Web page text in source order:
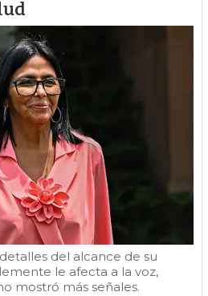
del alcance de su
le afecta a la voz,
mostró más señales.